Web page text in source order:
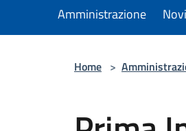
Amministrazione
Home >